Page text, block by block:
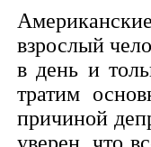
взрослый
в день и
тратим
причиной
уверен, что